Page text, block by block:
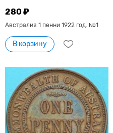
280 ₽
Австралия 1 пенни 1922 год. №1
В корзину